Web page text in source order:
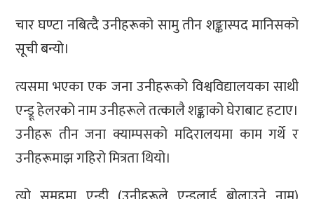
चार घण्टा नबित्दै उनीहरूको सामु तीन शङ्कास्पद मानिसको
सूची बन्यो।
त्यसमा भएका एक जना उनीहरूको विश्वविद्यालयका साथी
एन्ड्रू हेलरको नाम उनीहरूले तत्कालै शङ्काको घेराबाट हटाए।
उनीहरू तीन जना क्याम्पसको मदिरालयमा काम गर्थे र
उनीहरूमाझ गहिरो मित्रता थियो।